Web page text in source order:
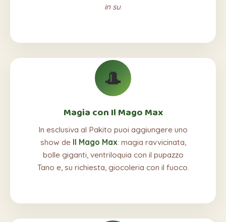
in su.
🎩
Magia con Il Mago Max
In esclusiva al Pakito puoi aggiungere uno
show de Il Mago Max: magia ravvicinata,
bolle giganti, ventriloquia con il pupazzo
Tano e, su richiesta, giocoleria con il fuoco.